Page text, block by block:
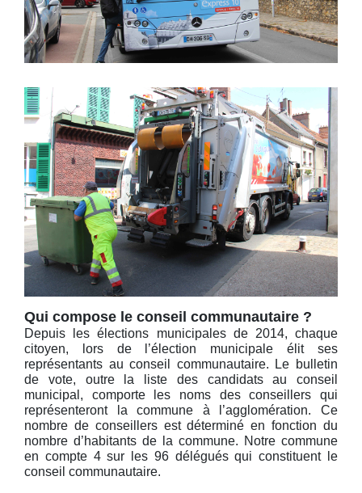
Qui compose le conseil communautaire ?
Depuis les élections municipales de 2014, chaque
citoyen, lors de l’élection municipale élit ses
représentants au conseil communautaire. Le bulletin
de vote, outre la liste des candidats au conseil
municipal, comporte les noms des conseillers qui
représenteront la commune à l’agglomération. Ce
nombre de conseillers est déterminé en fonction du
nombre d’habitants de la commune. Notre commune
en compte 4 sur les 96 délégués qui constituent le
conseil communautaire.